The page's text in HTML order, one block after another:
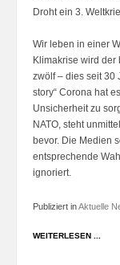
Droht ein 3.
Wir leben in einer
Klimakrise wird
zwölf – dies seit 30
story“ Corona hat
Unsicherheit zu
NATO, steht
bevor. Die Medien
entsprechende
ignoriert.
Publiziert inAktuelle
WEITERLESEN ...